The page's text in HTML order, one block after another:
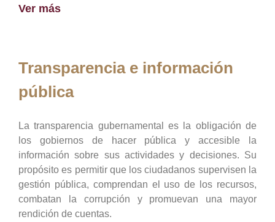
Ver más
Transparencia e información
pública
La transparencia gubernamental es la obligación de
los gobiernos de hacer pública y accesible la
información sobre sus actividades y decisiones. Su
propósito es permitir que los ciudadanos supervisen la
gestión pública, comprendan el uso de los recursos,
combatan la corrupción y promuevan una mayor
rendición de cuentas.